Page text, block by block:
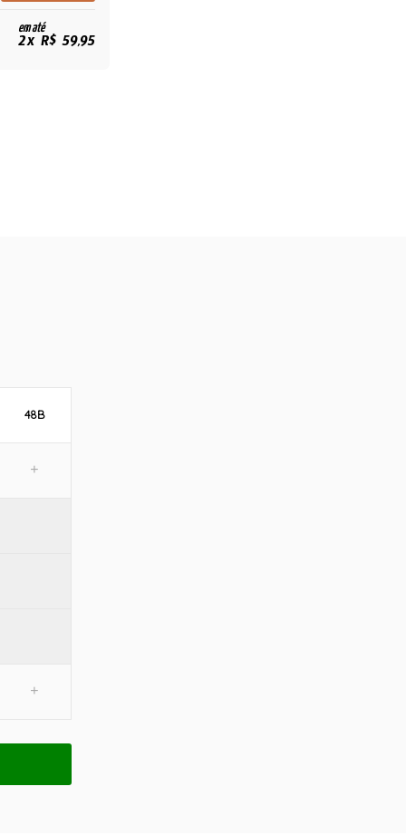
em até
2x R$ 59,95
48B